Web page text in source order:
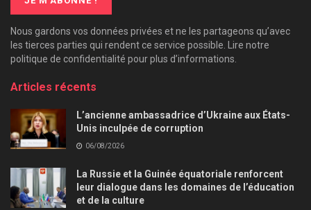
Nous gardons vos données privées et ne les partageons qu’avec
les tierces parties qui rendent ce service possible. Lire notre
politique de confidentialité pour plus d’informations.
Articles récents
L’ancienne ambassadrice d’Ukraine aux États-
Unis inculpée de corruption
06/08/2026
La Russie et la Guinée équatoriale renforcent
leur dialogue dans les domaines de l’éducation
et de la culture